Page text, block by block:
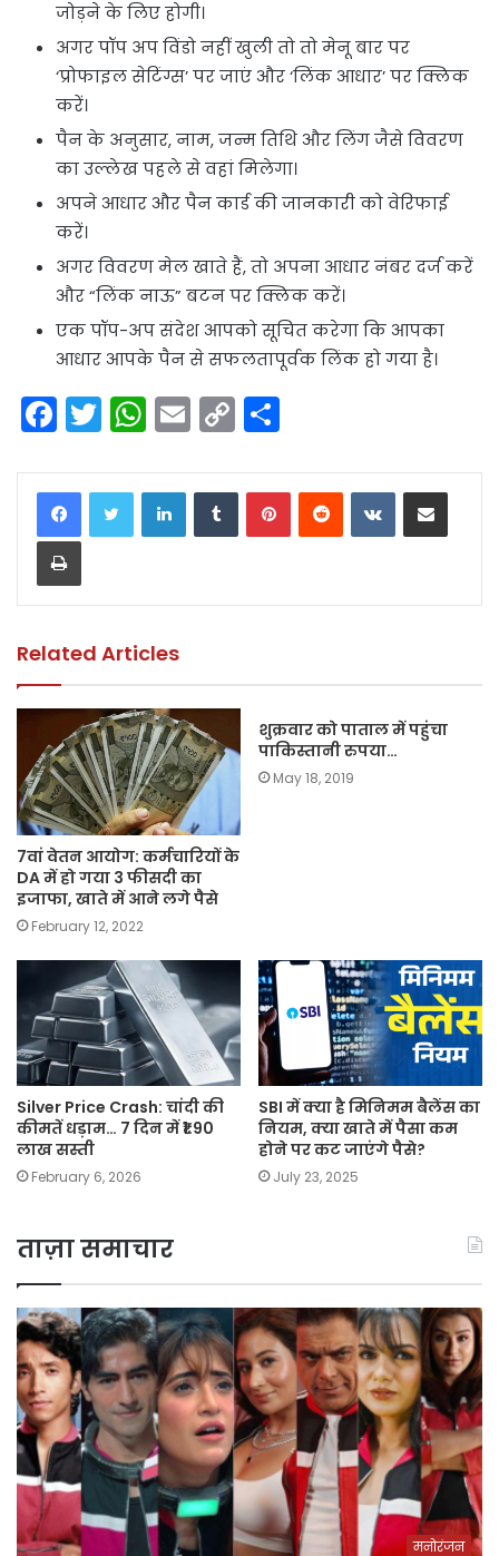
जोड़ने के लिए होगी।
अगर पॉप अप विंडो नहीं खुली तो तो मेनू बार पर
‘प्रोफाइल सेटिंग्स’ पर जाएं और ‘लिंक आधार’ पर क्लिक
करें।
पैन के अनुसार, नाम, जन्म तिथि और लिंग जैसे विवरण
का उल्लेख पहले से वहां मिलेगा।
अपने आधार और पैन कार्ड की जानकारी को वेरिफाई
करें।
अगर विवरण मेल खाते हैं, तो अपना आधार नंबर दर्ज करें
और “लिंक नाऊ” बटन पर क्लिक करें।
एक पॉप-अप संदेश आपको सूचित करेगा कि आपका
आधार आपके पैन से सफलतापूर्वक लिंक हो गया है।
F
c
e
b
o
k
T
itt
er
W
a
ts
p
E
ai
l
C
p
y
n
ar
e
LinkedInTumblrPinterestReddit VKontakteShare via Email
Print
Related Articles
7वां वेतन आयोग: कर्मचारियों के
DA में हो गया 3 फीसदी का
इजाफा, खाते में आने लगे पैसे
February 12, 2022
शुक्रवार को पाताल में पहुंचा
पाकिस्तानी रुपया…
May 18, 2019
Silver Price Crash: चांदी की
कीमतें धड़ाम… 7 दिन में ₹1.90
लाख सस्ती
February 6, 2026
SBI में क्या है मिनिमम बैलेंस का
नियम, क्या खाते में पैसा कम
होने पर कट जाएंगे पैसे?
July 23, 2025
ताज़ा समाचार
मनोरंजन